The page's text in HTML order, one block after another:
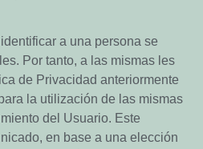
a una persona se
Por tanto, a las mismas les
de Privacidad anteriormente
la utilización de las mismas
del Usuario. Este
en base a una elección